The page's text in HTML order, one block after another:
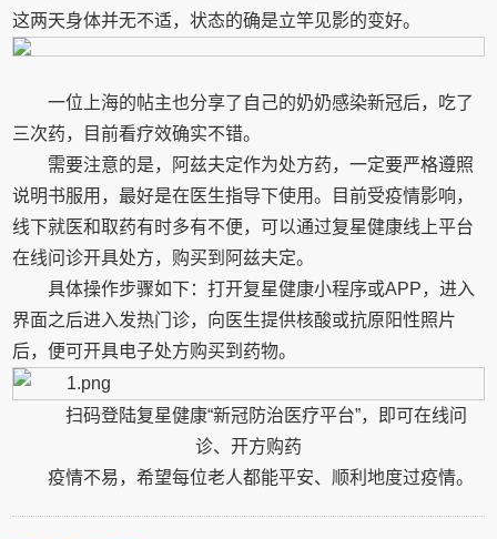
这两天身体并无不适，状态的确是立竿见影的变好。
一位上海的帖主也分享了自己的奶奶感染新冠后，吃了
三次药，目前看疗效确实不错。
需要注意的是，阿兹夫定作为处方药，一定要严格遵照
说明书服用，最好是在医生指导下使用。目前受疫情影响，
线下就医和取药有时多有不便，可以通过复星健康线上平台
在线问诊开具处方，购买到阿兹夫定。
具体操作步骤如下：打开复星健康小程序或APP，进入
界面之后进入发热门诊，向医生提供核酸或抗原阳性照片
后，便可开具电子处方购买到药物。
扫码登陆复星健康“新冠防治医疗平台”，即可在线问
诊、开方购药
疫情不易，希望每位老人都能平安、顺利地度过疫情。